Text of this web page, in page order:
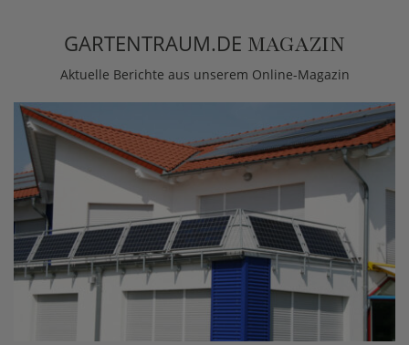
GARTENTRAUM.DE MAGAZIN
Aktuelle Berichte aus unserem Online-Magazin